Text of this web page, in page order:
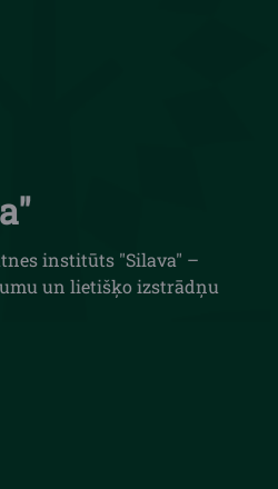
institūts "Silava" –
un lietišķo izstrādņu